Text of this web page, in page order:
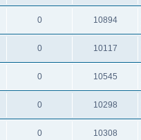
0 10894
0 10117
0 10545
0 10298
0 10308